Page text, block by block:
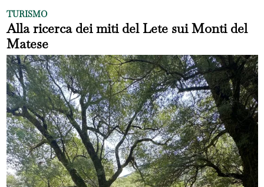
TURISMO
Alla ricerca dei miti del Lete sui Monti del
Matese